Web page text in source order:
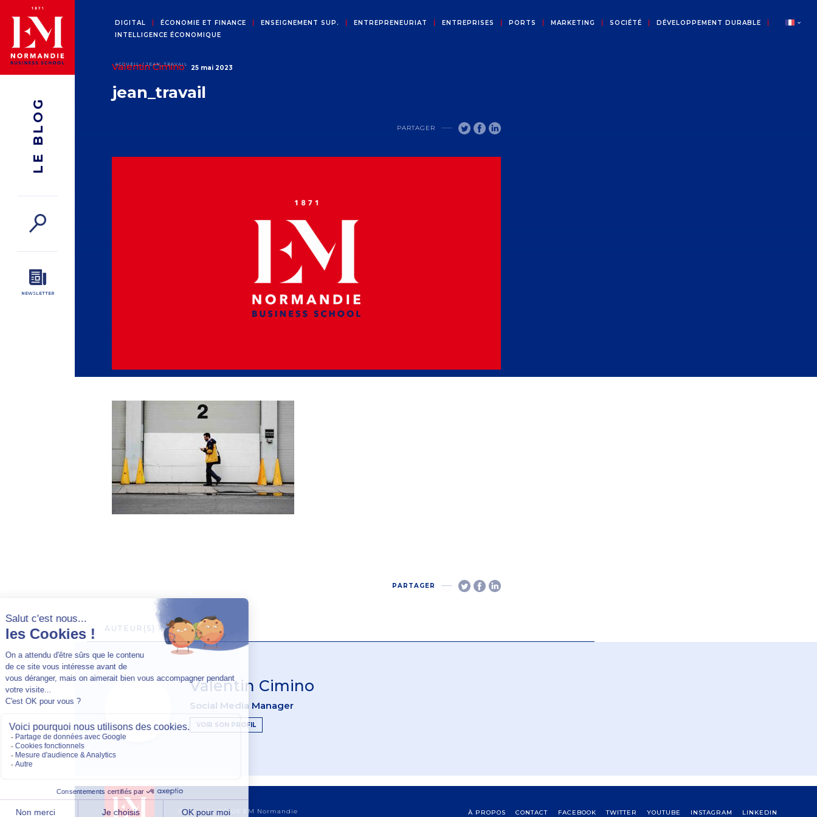
DIGITAL ÉCONOMIE ET FINANCE ENSEIGNEMENT SUP. ENTREPRENEURIAT ENTREPRISES PORTS MARKETING SOCIÉTÉ
DÉVELOPPEMENT DURABLE
INTELLIGENCE ÉCONOMIQUE
ACCUEIL JEAN_TRAVAIL
LE BLOG
NEWSLETTER
Valentin Cimino 25 mai 2023
jean_travail
PARTAGER
PARTAGER
AUTEUR(S)
Valentin Cimino
Social Media Manager
VOIR SON PROFIL
Copyright @2026 EM Normandie À PROPOS CONTACT FACEBOOK TWITTER YOUTUBE INSTAGRAM LINKEDIN